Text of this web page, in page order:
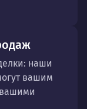
наши
вашим
вашими